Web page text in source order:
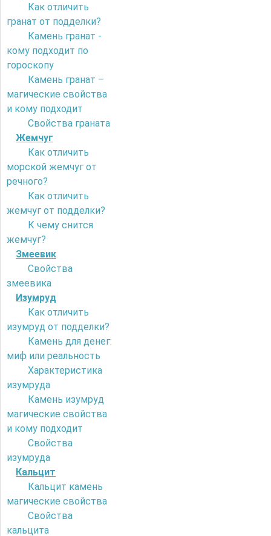
Как отличить
гранат от подделки?
Камень гранат -
кому подходит по
гороскопу
Камень гранат –
магические свойства
и кому подходит
Свойства граната
Жемчуг
Как отличить
морской жемчуг от
речного?
Как отличить
жемчуг от подделки?
К чему снится
жемчуг?
Змеевик
Свойства
змеевика
Изумруд
Как отличить
изумруд от подделки?
Камень для денег:
миф или реальность
Характеристика
изумруда
Камень изумруд
магические свойства
и кому подходит
Свойства
изумруда
Кальцит
Кальцит камень
магические свойства
Свойства
кальцита